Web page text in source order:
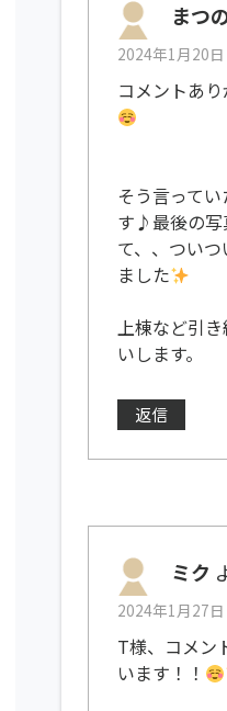
まつ
2024年1月20
コメントあ
そう言って
す♪最後の写
て、、つい
ました
上棟など引
いします。
返信
ミク
2024年1月27
T様、コメン
います！！